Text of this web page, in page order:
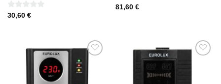
0
30,60 €
0
81,60 €
AJOUTER
À MES